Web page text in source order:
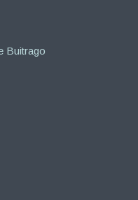
Buitrago